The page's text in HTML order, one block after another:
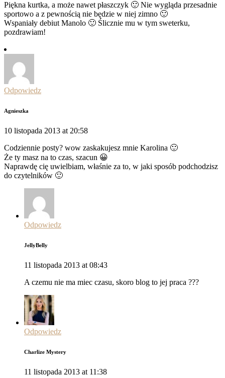
Piękna kurtka, a może nawet płaszczyk 🙂 Nie wygląda przesadnie
sportowo a z pewnością nie będzie w niej zimno 🙂
Wspaniały debiut Manolo 🙂 Ślicznie mu w tym sweterku,
pozdrawiam!
Odpowiedz
Agnieszka
10 listopada 2013 at 20:58
Codziennie posty? wow zaskakujesz mnie Karolina 🙂
Że ty masz na to czas, szacun 😀
Naprawdę cię uwielbiam, właśnie za to, w jaki sposób podchodzisz
do czytelników 🙂
Odpowiedz
JellyBelly
11 listopada 2013 at 08:43
A czemu nie ma miec czasu, skoro blog to jej praca ???
Odpowiedz
Charlize Mystery
11 listopada 2013 at 11:38